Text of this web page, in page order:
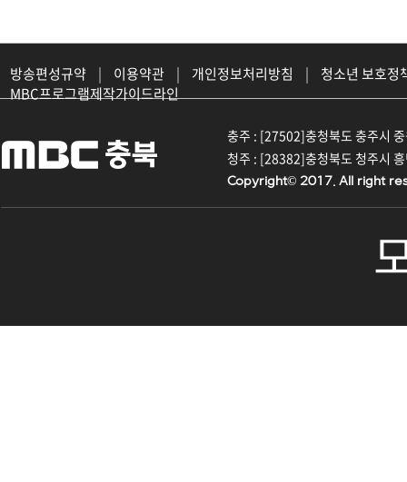
방송편성규약 | 이용약관 | 개인정보처리방침 |
청소년 보호정
MBC프로그램제작가이드라인
충주 : [27502]충청북도 충주시
청주 : [28382]충청북도 청주시
Copyright© 2017. All right